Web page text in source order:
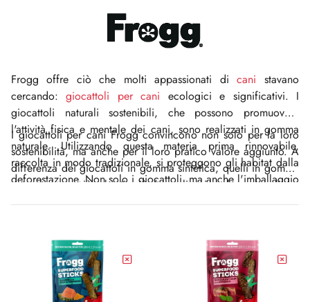
Frogg offre ciò che molti appassionati di cani stavano
cercando: giocattoli per cani ecologici e significativi. I
giocattoli naturali sostenibili, che possono promuovere
l'attività fisica e mentale dei cani, sono realizzati in gomma
naturale. Utilizzando questa materia prima rinnovabile,
raccolta in modo tradizionale, si proteggono gli habitat dalla
deforestazione. Non solo i giocattoli, ma anche l'imballaggio
I giocattoli per cani Frogg convincono non solo per la loro
sostenibilità, ma anche per il loro pratico valore aggiunto. A
differenza dei giocattoli in gomma sintetica, quelli in gomma
naturale sono più robusti, più durevoli e rimbalzano meglio.